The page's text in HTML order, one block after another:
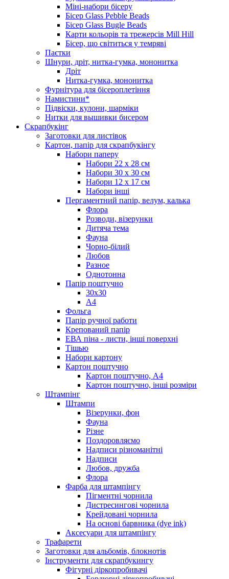
Міні-набори бісеру
Бісер Glass Pebble Beads
Бісер Glass Bugle Beads
Карти кольорів та трежерсів Mill Hill
Бісер, що світиться у темряві
Паєтки
Шнури, дріт, нитка-гумка, мононитка
Дріт
Нитка-гумка, мононитка
Фурнітура для бісероплетіння
Намистини*
Підвіски, кулони, шарміки
Нитки для вышивки бисером
Скрапбукінг
Заготовки для листівок
Картон, папір для скрапбукінгу
Набори паперу
Набори 22 х 28 см
Набори 30 х 30 см
Набори 12 х 17 см
Набори інші
Пергаментний папір, велум, калька
Флора
Розводи, візерунки
Дитяча тема
Фауна
Чорно-білий
Любов
Разное
Однотонна
Папір поштучно
30х30
А4
Фольга
Папір ручної работи
Крепований папір
ЕВА піна - листи, інші поверхні
Тішью
Набори картону
Картон поштучно
Картон поштучно, А4
Картон поштучно, інші розміри
Штампінг
Штампи
Візерунки, фон
Фауна
Різне
Поздоровляємо
Надписи різноманітні
Надписи
Любов, дружба
Флора
Фарба для штампінгу
Пігментні чорнила
Дистресингові чорнила
Крейдовані чорнила
На основі барвника (dye ink)
Аксесуари для штампінгу
Трафарети
Заготовки для альбомів, блокнотів
Інструменти для скрапбукингу
Фігурні діркопробивачі